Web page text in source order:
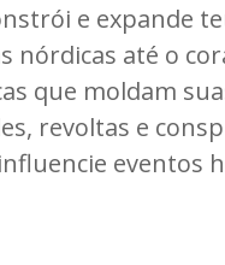
e expande
nórdicas até o
que moldam
revoltas e
eventos